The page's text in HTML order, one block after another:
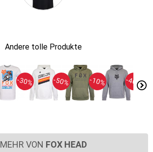
Andere tolle Produkte
-30% -50% -10% -40%
MEHR VON FOX HEAD